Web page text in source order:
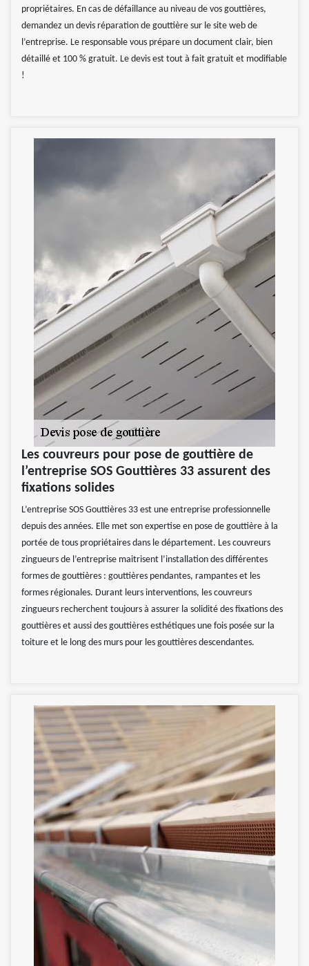
propriétaires. En cas de défaillance au niveau de vos gouttières,
demandez un devis réparation de gouttière sur le site web de
l’entreprise. Le responsable vous prépare un document clair, bien
détaillé et 100 % gratuit. Le devis est tout à fait gratuit et modifiable
!
Les couvreurs pour pose de gouttière de
l’entreprise SOS Gouttières 33 assurent des
fixations solides
L’entreprise SOS Gouttières 33 est une entreprise professionnelle
depuis des années. Elle met son expertise en pose de gouttière à la
portée de tous propriétaires dans le département. Les couvreurs
zingueurs de l’entreprise maitrisent l’installation des différentes
formes de gouttières : gouttières pendantes, rampantes et les
formes régionales. Durant leurs interventions, les couvreurs
zingueurs recherchent toujours à assurer la solidité des fixations des
gouttières et aussi des gouttières esthétiques une fois posée sur la
toiture et le long des murs pour les gouttières descendantes.